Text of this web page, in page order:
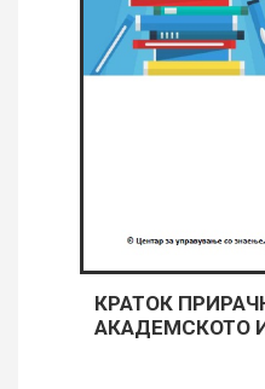
КРАТОК
АКАДЕМСКОТО